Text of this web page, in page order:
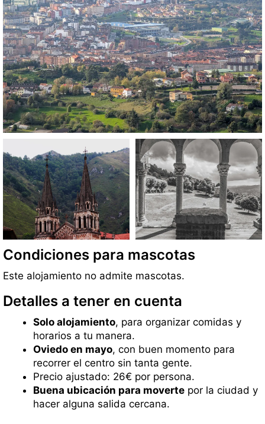
Condiciones para mascotas
Este alojamiento no admite mascotas.
Detalles a tener en cuenta
Solo alojamiento, para organizar comidas y
horarios a tu manera.
Oviedo en mayo, con buen momento para
recorrer el centro sin tanta gente.
Precio ajustado: 26€ por persona.
Buena ubicación para moverte por la ciudad y
hacer alguna salida cercana.